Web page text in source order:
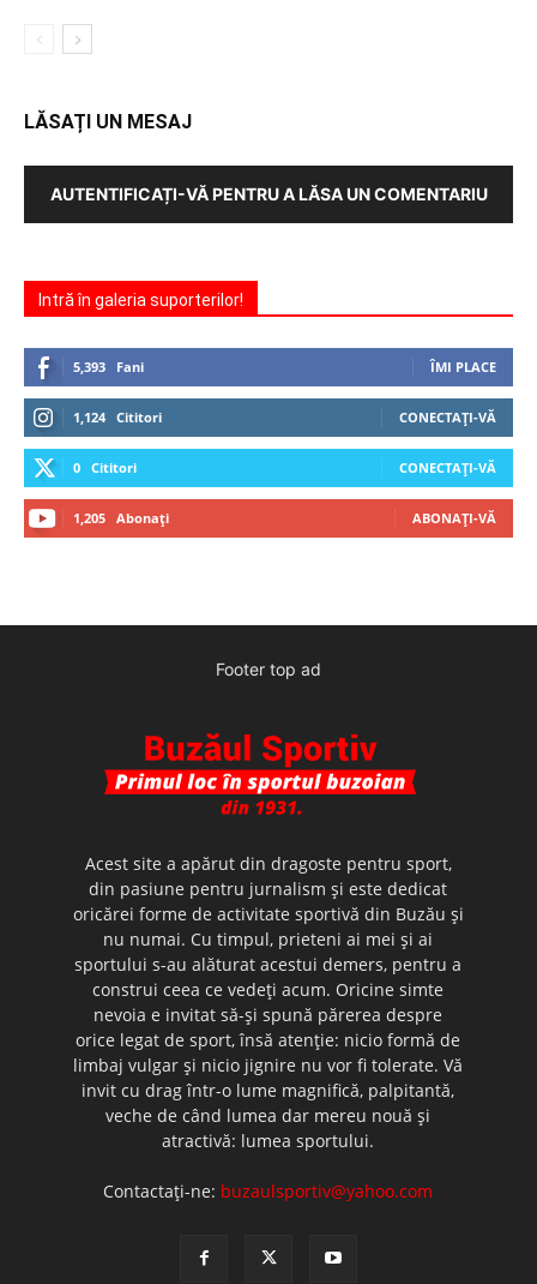
LĂSAȚI UN MESAJ
AUTENTIFICAȚI-VĂ PENTRU A LĂSA UN COMENTARIU
Intră în galeria suporterilor!
5,393 Fani ÎMI PLACE
1,124 Cititori CONECTAȚI-VĂ
0 Cititori CONECTAȚI-VĂ
1,205 Abonați ABONAȚI-VĂ
Footer top ad
Acest site a apărut din dragoste pentru sport,
din pasiune pentru jurnalism şi este dedicat
oricărei forme de activitate sportivă din Buzău şi
nu numai. Cu timpul, prieteni ai mei şi ai
sportului s-au alăturat acestui demers, pentru a
construi ceea ce vedeţi acum. Oricine simte
nevoia e invitat să-şi spună părerea despre
orice legat de sport, însă atenţie: nicio formă de
limbaj vulgar şi nicio jignire nu vor fi tolerate. Vă
invit cu drag într-o lume magnifică, palpitantă,
veche de când lumea dar mereu nouă şi
atractivă: lumea sportului.
Contactați-ne: buzaulsportiv@yahoo.com